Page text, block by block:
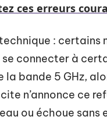
ces erreurs
: certains
connecter à
bande 5 GHz,
n’annonce ce
ou échoue